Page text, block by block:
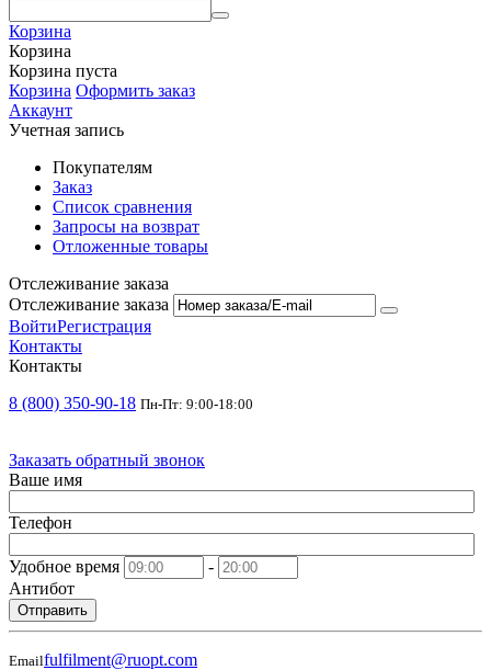
Корзина
Корзина
Корзина пуста
Корзина Оформить заказ
Аккаунт
Учетная запись
Покупателям
Заказ
Список сравнения
Запросы на возврат
Отложенные товары
Отслеживание заказа
Отслеживание заказа
ВойтиРегистрация
Контакты
Контакты
8 (800) 350-90-18 Пн-Пт: 9:00-18:00
Заказать обратный звонок
Ваше имя
Телефон
Удобное время
-
Антибот
Отправить
Emailfulfilment@ruopt.com